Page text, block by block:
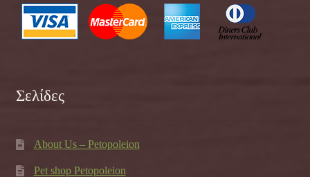
Σελίδες
About Us – Petopoleion
Pet shop Petopoleion